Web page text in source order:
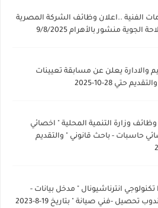
الفنية ..اعلان وظائف الشركة المصرية
منشور بالأهرام 9/8/2025
والادارة يعلن عن مسابقة تعيينات
حتي 28-10-2025
وزارة التنمية المحلية " اخصائي
حاسبات - باحث قانوني " والتقديم
انترناشيونال " مدخل بيانات -
-فني صيانة " بتاريخ 19-8-2023